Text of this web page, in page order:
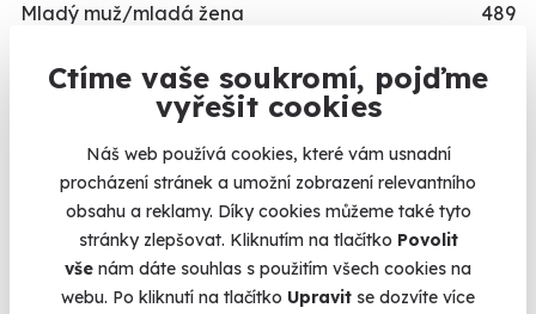
Ctíme vaše soukromí, pojďme
vyřešit cookies
Náš web používá cookies, které vám usnadní
procházení stránek a umožní zobrazení relevantního
obsahu a reklamy. Díky cookies můžeme také tyto
stránky zlepšovat. Kliknutím na tlačítko Povolit
vše nám dáte souhlas s použitím všech cookies na
webu. Po kliknutí na tlačítko Upravit se dozvíte více
Kalendář volných
termínů
Termíny pro zvolenou variantu:
Mladý muž/mladá žena
489
Třicátník/třicátnice
535
Ještě není v důchodu/V nejlepších letech
Dědeček/babička
Dítě/dítko
Relaxační zážitky